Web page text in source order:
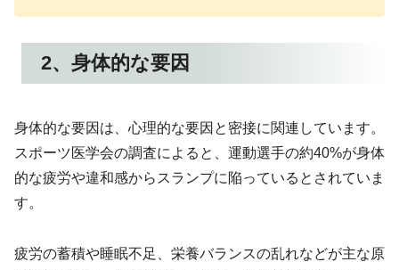
2、身体的な要因
身体的な要因は、心理的な要因と密接に関連しています。
スポーツ医学会の調査によると、運動選手の約40%が身体
的な疲労や違和感からスランプに陥っているとされていま
す。
疲労の蓄積や睡眠不足、栄養バランスの乱れなどが主な原